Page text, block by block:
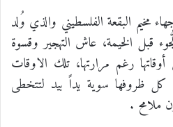
مخيم البقعة الفلسطيني والذي وُلد
قبل الخيمة، عاش التهجير وقسوة
رغم مرارتها، تلك الاوقات
كل ظروفها سوية يداً بيد لتتخطى
ملامح .